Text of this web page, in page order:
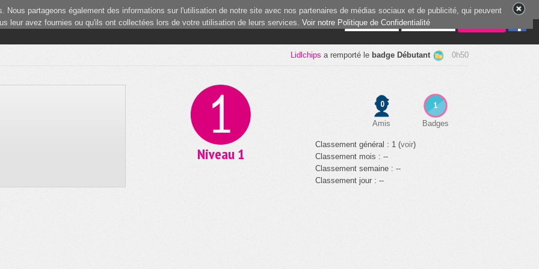
5 joueurs en ligne
Lidlchips a remporté le badge Débutant 0h50
Niveau 1
1
Badges
0
Amis
Classement général : 1 (voir)
Classement mois : --
Classement semaine : --
Classement jour : --
partageons également des informations sur l'utilisation de notre site avec nos partenaires de médias sociaux et de publicité, qui peuvent
leur avez fournies ou qu'ils ont collectées lors de votre utilisation de leurs services. Voir notre Politique de Confidentialité